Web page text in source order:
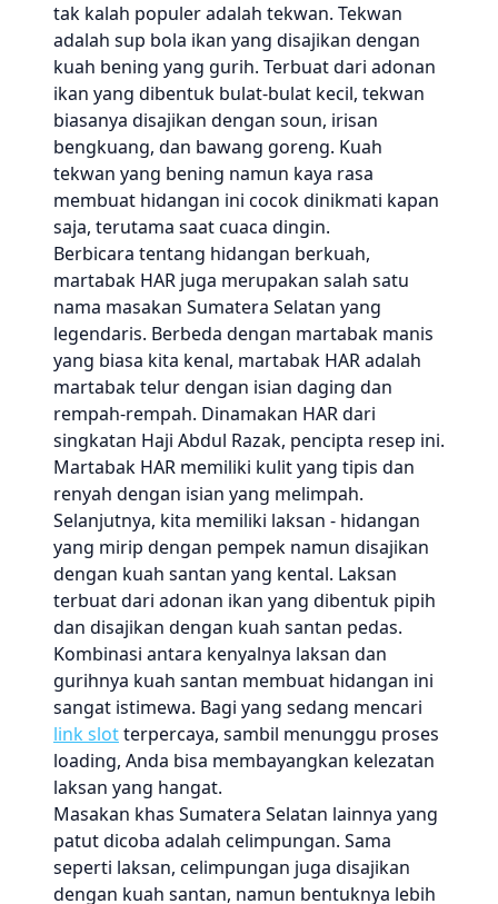
tak kalah populer adalah tekwan. Tekwan
adalah sup bola ikan yang disajikan dengan
kuah bening yang gurih. Terbuat dari adonan
ikan yang dibentuk bulat-bulat kecil, tekwan
biasanya disajikan dengan soun, irisan
bengkuang, dan bawang goreng. Kuah
tekwan yang bening namun kaya rasa
membuat hidangan ini cocok dinikmati kapan
saja, terutama saat cuaca dingin.
Berbicara tentang hidangan berkuah,
martabak HAR juga merupakan salah satu
nama masakan Sumatera Selatan yang
legendaris. Berbeda dengan martabak manis
yang biasa kita kenal, martabak HAR adalah
martabak telur dengan isian daging dan
rempah-rempah. Dinamakan HAR dari
singkatan Haji Abdul Razak, pencipta resep ini.
Martabak HAR memiliki kulit yang tipis dan
renyah dengan isian yang melimpah.
Selanjutnya, kita memiliki laksan - hidangan
yang mirip dengan pempek namun disajikan
dengan kuah santan yang kental. Laksan
terbuat dari adonan ikan yang dibentuk pipih
dan disajikan dengan kuah santan pedas.
Kombinasi antara kenyalnya laksan dan
gurihnya kuah santan membuat hidangan ini
sangat istimewa. Bagi yang sedang mencari
link slotterpercaya, sambil menunggu proses
loading, Anda bisa membayangkan kelezatan
laksan yang hangat.
Masakan khas Sumatera Selatan lainnya yang
patut dicoba adalah celimpungan. Sama
seperti laksan, celimpungan juga disajikan
dengan kuah santan, namun bentuknya lebih